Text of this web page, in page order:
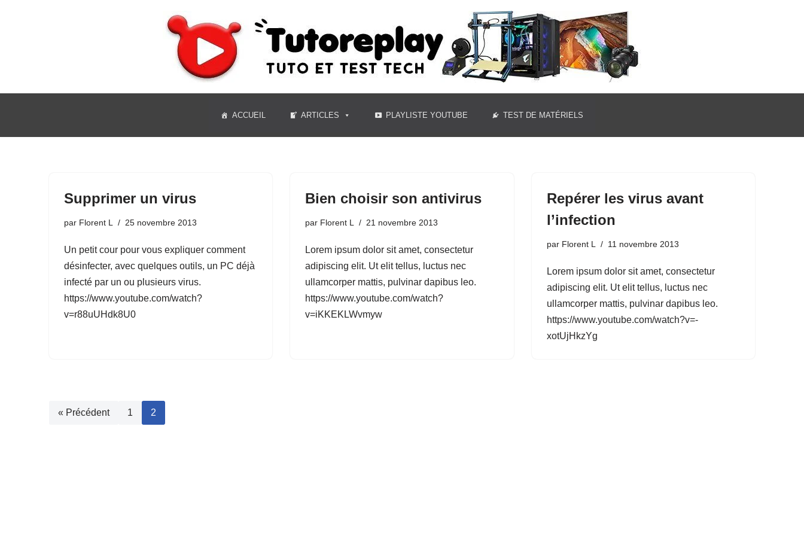
ACCUEIL ARTICLES PLAYLISTE YOUTUBE TEST DE MATÉRIELS
Supprimer un virus
par Florent L 25 novembre 2013
Un petit cour pour vous expliquer comment
désinfecter, avec quelques outils, un PC déjà
infecté par un ou plusieurs virus.
https://www.youtube.com/watch?
v=r88uUHdk8U0
Bien choisir son antivirus
par Florent L 21 novembre 2013
Lorem ipsum dolor sit amet, consectetur
adipiscing elit. Ut elit tellus, luctus nec
ullamcorper mattis, pulvinar dapibus leo.
https://www.youtube.com/watch?
v=iKKEKLWvmyw
Repérer les virus avant
l’infection
par Florent L 11 novembre 2013
Lorem ipsum dolor sit amet, consectetur
adipiscing elit. Ut elit tellus, luctus nec
ullamcorper mattis, pulvinar dapibus leo.
https://www.youtube.com/watch?v=-
xotUjHkzYg
« Précédent 1 2